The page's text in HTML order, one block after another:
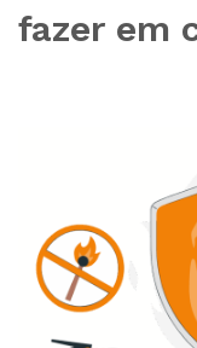
fazer em